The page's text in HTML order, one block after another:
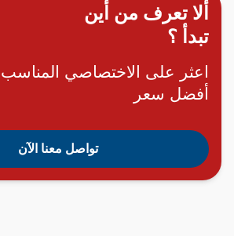
ألا تعرف من أين
تبدأ ؟
اعثر على الاختصاصي
أفضل سعر
تواصل معنا الآن